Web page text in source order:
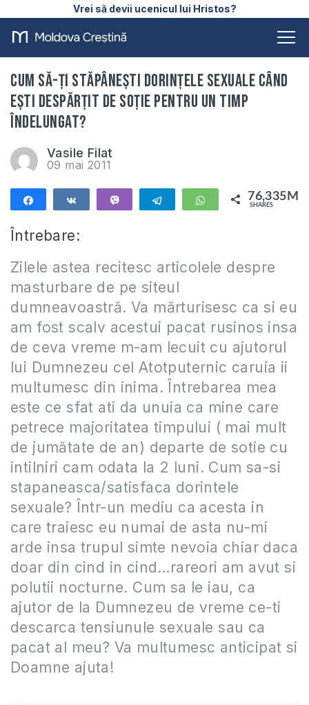
Vrei să devii ucenicul lui Hristos?
Cum să-ţi stăpâneşti dorinţele sexuale când
eşti despărţit de soţie pentru un timp
îndelungat?
Vasile Filat
09 mai 2011
Share Share Telegram WhatsApp76,335M
SHARES
Întrebare:
Zilele astea recitesc articolele despre
masturbare de pe siteul
dumneavoastră. Va mărturisesc ca si eu
am fost scalv acestui pacat rusinos insa
de ceva vreme m-am lecuit cu ajutorul
lui Dumnezeu cel Atotputernic caruia ii
multumesc din inima. Întrebarea mea
este ce sfat ati da unuia ca mine care
petrece majoritatea timpului ( mai mult
de jumătate de an) departe de sotie cu
intilniri cam odata la 2 luni. Cum sa-si
stapaneasca/satisfaca dorintele
sexuale? Într-un mediu ca acesta in
care traiesc eu numai de asta nu-mi
arde insa trupul simte nevoia chiar daca
doar din cind in cind…rareori am avut si
polutii nocturne. Cum sa le iau, ca
ajutor de la Dumnezeu de vreme ce-ti
descarca tensiunule sexuale sau ca
pacat al meu? Va multumesc anticipat si
Doamne ajuta!